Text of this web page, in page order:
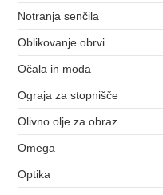
Notranja senčila
Oblikovanje obrvi
Očala in moda
Ograja za stopnišče
Olivno olje za obraz
Omega
Optika